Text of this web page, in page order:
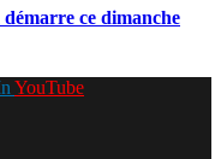
ce dimanche
YouTube